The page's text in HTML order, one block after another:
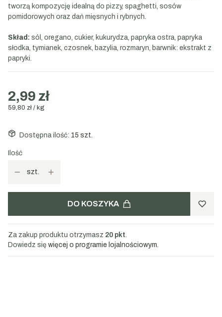
tworzą kompozycję idealną do pizzy, spaghetti, sosów
pomidorowych oraz dań mięsnych i rybnych.
Skład: sól, oregano, cukier, kukurydza, papryka ostra, papryka
słodka, tymianek, czosnek, bazylia, rozmaryn, barwnik: ekstrakt z
papryki.
2,99 zł
59,80 zł / kg
Dostępna ilość: 15 szt.
Ilość
szt.
DO KOSZYKA
Za zakup produktu otrzymasz 20 pkt.
Dowiedz się więcej o programie lojalnościowym.